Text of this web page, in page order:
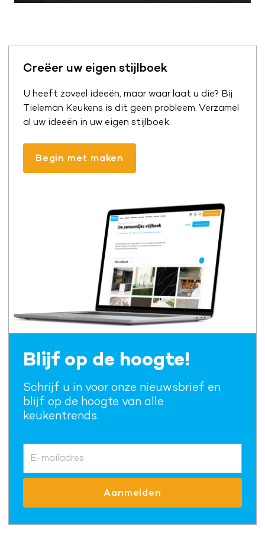
Creëer uw eigen stijlboek
U heeft zoveel ideeën, maar waar laat u die? Bij
Tieleman Keukens is dit geen probleem. Verzamel
al uw ideeën in uw eigen stijlboek.
Begin met maken
Blijf op de hoogte!
Schrijf u in voor onze nieuwsbrief en
blijf op de hoogte van alle
keukentrends.
E-mailadres
Aanmelden